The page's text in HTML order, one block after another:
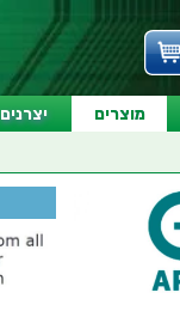
מוצרים יצרנים